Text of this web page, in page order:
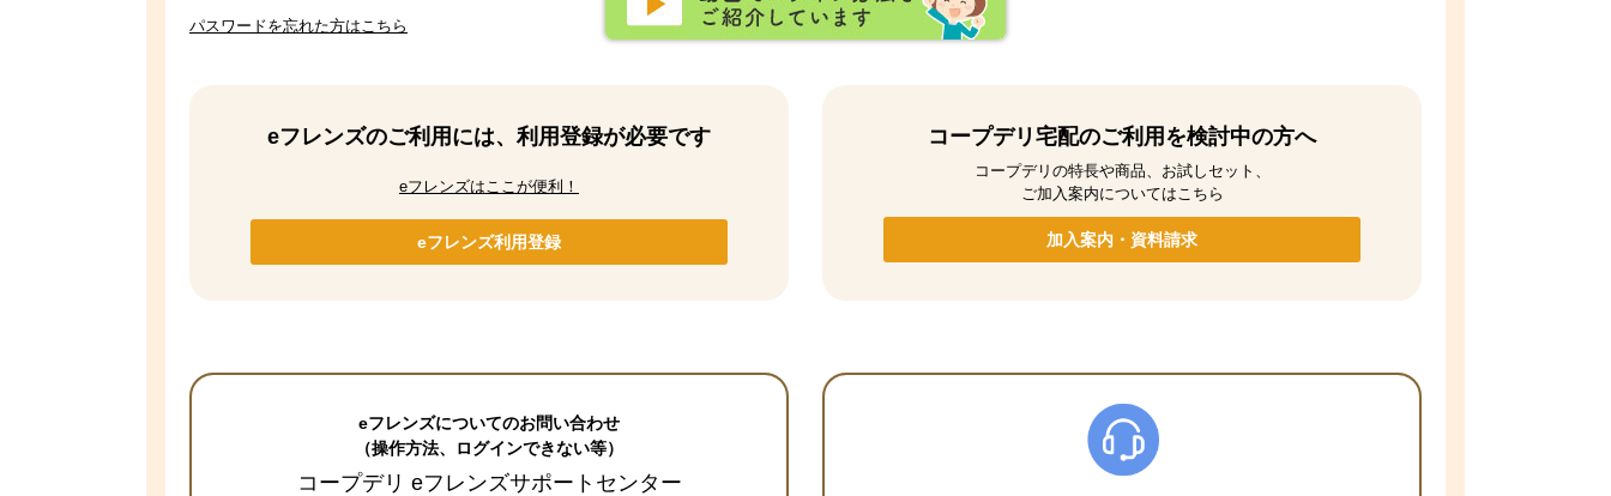
パスワードを忘れた方はこちら
eフレンズのご利用には、利用登録が必要です
eフレンズはここが便利！
eフレンズ利用登録
コープデリ宅配のご利用を検討中の方へ
コープデリの特長や商品、お試しセット、
ご加入案内についてはこちら
加入案内・資料請求
eフレンズについてのお問い合わせ
（操作方法、ログインできない等）
コープデリ eフレンズサポートセンター